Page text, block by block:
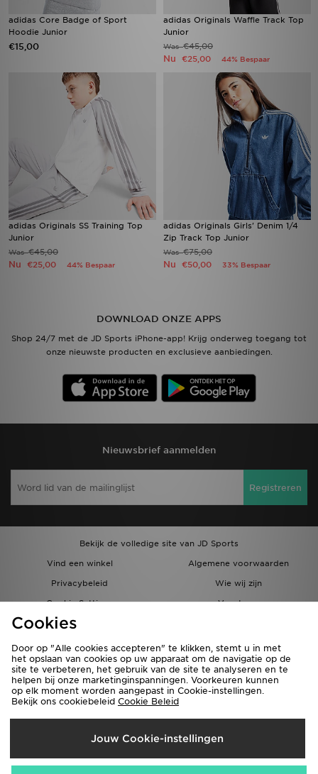
adidas Core Badge of Sport
Hoodie Junior
€15,00
adidas Originals Waffle Track Top
Junior
Was€45,00
Nu €25,00 44% Bespaar
adidas Originals SS Training Top
Junior
Was€45,00
Nu €25,00 44% Bespaar
adidas Originals Girls' Denim 1/4
Zip Track Top Junior
Was€75,00
Nu €50,00 33% Bespaar
DOWNLOAD ONZE APPS
Shop 24/7 met de JD Sports iPhone-app! Krijg onderweg toegang tot
onze nieuwste producten en exclusieve aanbiedingen.
Nieuwsbrief aanmelden
Registreren
Bekijk de volledige site van JD Sports
Vind een winkel
Algemene voorwaarden
Privacybeleid
Wie wij zijn
Cookie Settings
Vacatures
Bestellingen en Levering
Verzenden Naar
België
Cookies
Door op "Alle cookies accepteren" te klikken, stemt u in met
het opslaan van cookies op uw apparaat om de navigatie op de
site te verbeteren, het gebruik van de site te analyseren en te
helpen bij onze marketinginspanningen. Voorkeuren kunnen
op elk moment worden aangepast in Cookie-instellingen.
Bekijk ons cookiebeleid Cookie Beleid
Jouw Cookie-instellingen